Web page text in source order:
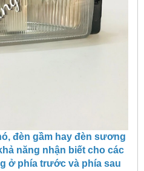
đèn gầm hay đèn sương
năng nhận biết cho các
ở phía trước và phía sau